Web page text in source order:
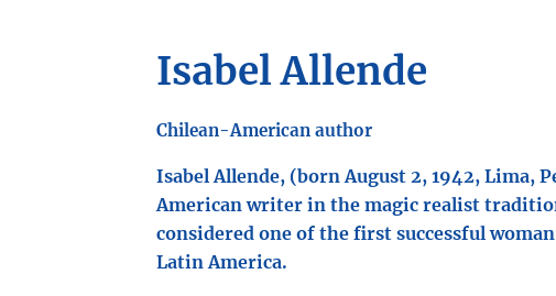
Isabel Allende
Chilean-American author
Isabel Allende, (born August 2, 1942, Lima,
American writer in the magic realist
considered one of the first successful
Latin America.